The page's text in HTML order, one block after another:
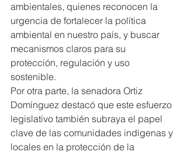
ambientales, quienes reconocen la
urgencia de fortalecer la política
ambiental en nuestro país, y buscar
mecanismos claros para su
protección, regulación y uso
sostenible.
Por otra parte, la senadora Ortiz
Domínguez destacó que este esfuerzo
legislativo también subraya el papel
clave de las comunidades indígenas y
locales en la protección de la